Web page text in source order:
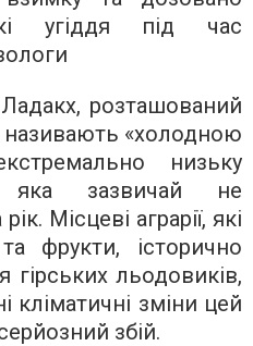
угіддя під час
розташований
називають «холодною
низьку
яка зазвичай не
Місцеві аграрії, які
фрукти, історично
гірських льодовиків,
кліматичні зміни цей
збій.